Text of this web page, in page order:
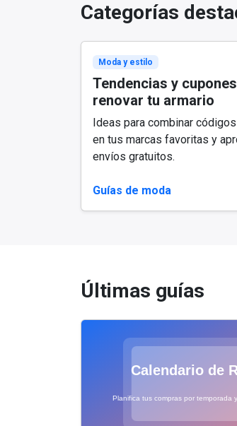
Categorías
Moda y estilo
Tendencias y
renovar tu armario
Ideas para combinar
en tus marcas favoritas y
envíos gratuitos.
Guías de moda
Últimas guías